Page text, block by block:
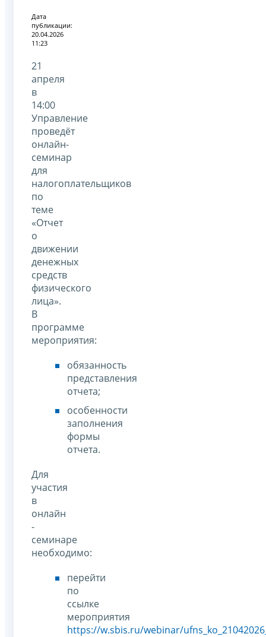
Дата
публикации:
20.04.2026
11:23
21
апреля
в
14:00
Управление
проведёт
онлайн-
семинар
для
налогоплательщиков
по
теме
«Отчет
о
движении
денежных
средств
физического
лица».
В
программе
мероприятия:
обязанность
представления
отчета;
особенности
заполнения
формы
отчета.
Для
участия
в
онлайн
-
семинаре
необходимо:
перейти
по
ссылке
мероприятия
https://w.sbis.ru/webinar/